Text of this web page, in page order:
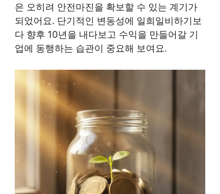
은 오히려 안전마진을 확보할 수 있는 계기가
되었어요. 단기적인 변동성에 일희일비하기보
다 향후 10년을 내다보고 수익을 만들어갈 기
업에 동행하는 습관이 중요해 보여요.